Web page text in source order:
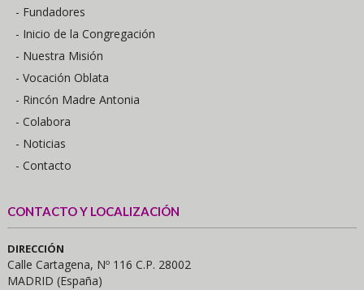
- Fundadores
- Inicio de la Congregación
- Nuestra Misión
- Vocación Oblata
- Rincón Madre Antonia
- Colabora
- Noticias
- Contacto
CONTACTO Y LOCALIZACIÓN
DIRECCIÓN
Calle Cartagena, Nº 116 C.P. 28002
MADRID (España)